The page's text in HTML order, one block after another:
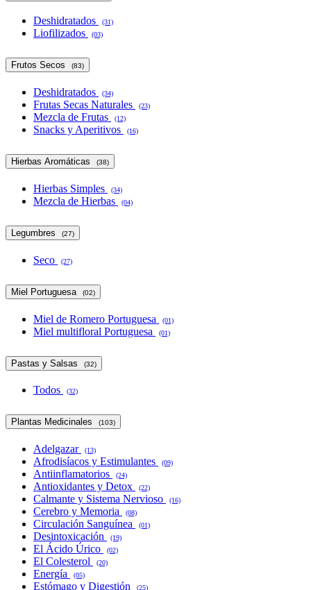
Deshidratados (31)
Liofilizados (03)
Frutos Secos (83)
Deshidratados (34)
Frutas Secas Naturales (23)
Mezcla de Frutas (12)
Snacks y Aperitivos (16)
Hierbas Aromáticas (38)
Hierbas Simples (34)
Mezcla de Hierbas (04)
Legumbres (27)
Seco (27)
Miel Portuguesa (02)
Miel de Romero Portuguesa (01)
Miel multifloral Portuguesa (01)
Pastas y Salsas (32)
Todos (32)
Plantas Medicinales (103)
Adelgazar (13)
Afrodisíacos y Estimulantes (09)
Antiinflamatorios (24)
Antioxidantes y Detox (22)
Calmante y Sistema Nervioso (16)
Cerebro y Memoria (08)
Circulación Sanguínea (01)
Desintoxicación (19)
El Ácido Úrico (02)
El Colesterol (20)
Energía (05)
Estómago y Digestión (25)